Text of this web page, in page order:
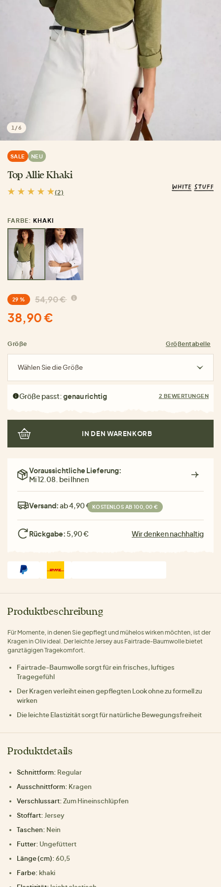
1 /6
SALE NEU
Top Allie Khaki
(2)
FARBE: KHAKI
29 % 54,90 €
38,90 €
Größe Größentabelle
Wählen Sie die Größe
Größe passt:genau richtig 2 BEWERTUNGEN
IN DEN WARENKORB
Voraussichtliche Lieferung:
Mi 12.08. bei Ihnen
Versand:ab 4,90 € KOSTENLOS AB 100,00 €
Rückgabe: 5,90 € Wir denken nachhaltig
Produktbeschreibung
Für Momente, in denen Sie gepflegt und mühelos wirken möchten, ist der
Kragen in Oliv ideal. Der leichte Jersey aus Fairtrade-Baumwolle bietet
ganztägigen Tragekomfort.
Fairtrade-Baumwolle sorgt für ein frisches, luftiges
Tragegefühl
Der Kragen verleiht einen gepflegten Look ohne zu formell zu
wirken
Die leichte Elastizität sorgt für natürliche Bewegungsfreiheit
Produktdetails
Schnittform: Regular
Ausschnittform: Kragen
Verschlussart: Zum Hineinschlüpfen
Stoffart: Jersey
Taschen: Nein
Futter: Ungefüttert
Länge (cm): 60,5
Farbe: khaki